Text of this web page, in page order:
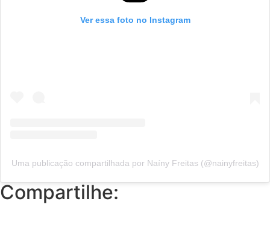
Ver essa foto no Instagram
Uma publicação compartilhada por Naíny Freitas (@nainyfreitas)
Compartilhe: